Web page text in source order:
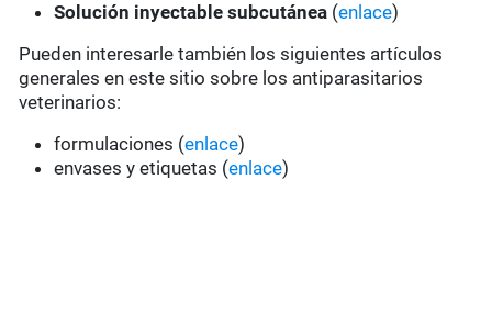
Solución inyectable subcutánea (enlace)
Pueden interesarle también los siguientes artículos
generales en este sitio sobre los antiparasitarios
veterinarios:
formulaciones (enlace)
envases y etiquetas (enlace)